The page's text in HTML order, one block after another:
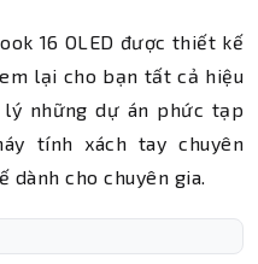
16 OLED được thiết kế
lại cho bạn tất cả hiệu
những dự án phức tạp
tính xách tay chuyên
dành cho chuyên gia.